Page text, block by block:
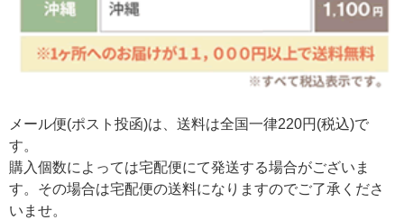
メール便(ポスト投函)は、送料は全国一律220円(税込)で
す。
購入個数によっては宅配便にて発送する場合がございま
す。その場合は宅配便の送料になりますのでご了承くださ
いませ。